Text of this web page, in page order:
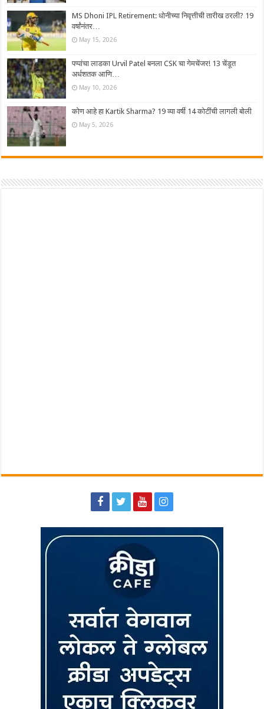
MS Dhoni IPL Retirement: धोनीच्या निवृत्तीची तारीख ठरली? 19
वर्षांनंतर…
May 15, 2026
पप्पांचा लाडका Urvil Patel बनला CSK चा गेमचेंजर! 13 चेंडूत
अर्धशतक आणि…
May 10, 2026
कोण आहे हा Kartik Sharma? 19 व्या वर्षी 14 कोटींची लागली बोली
May 5, 2026